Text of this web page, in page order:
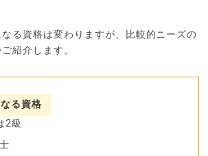
る資格は変わりますが、比較的ニーズの
紹介します。
る資格
2級